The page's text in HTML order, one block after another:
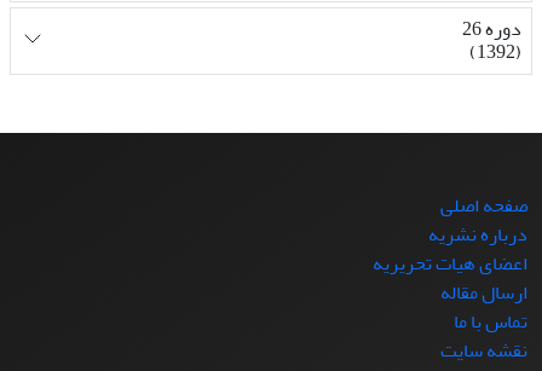
دوره 26
(1392)
صفحه اصلی
درباره نشریه
اعضای هیات تحریریه
ارسال مقاله
تماس با ما
نقشه سایت